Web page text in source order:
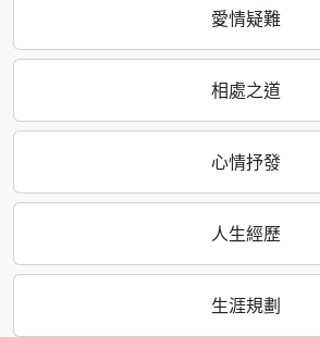
愛情疑難
相處之道
心情抒發
人生經歷
生涯規劃